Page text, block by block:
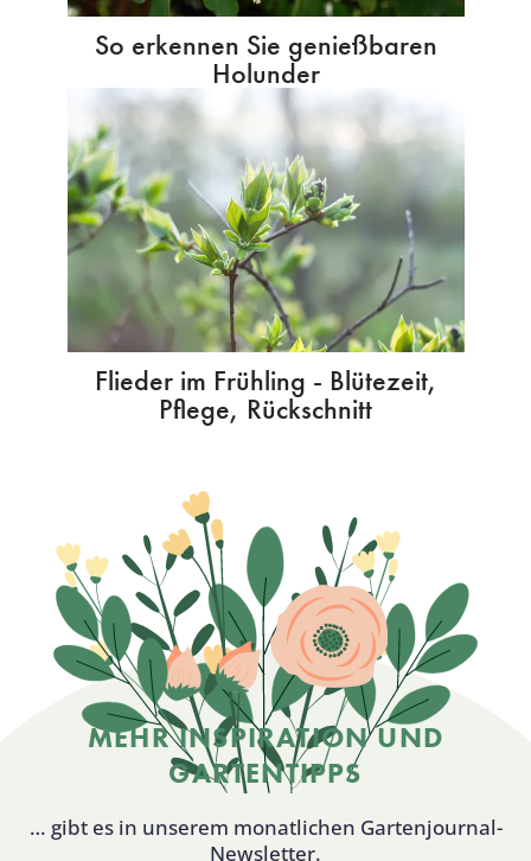
So erkennen Sie genießbaren
Holunder
Flieder im Frühling - Blütezeit,
Pflege, Rückschnitt
MEHR INSPIRATION UND
GARTENTIPPS
… gibt es in unserem monatlichen Gartenjournal-
Newsletter.